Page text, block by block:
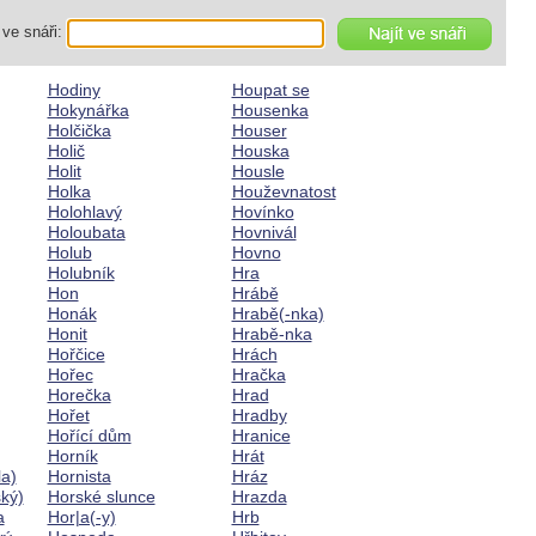
snáři:
Hodiny
Hokynářka
Holčička
Holič
Holit
Holka
Holohlavý
Holoubata
Holub
Holubník
Hon
Honák
Honit
Hořčice
Hořec
Horečka
Hořet
Hořící dům
Horník
Hornista
Horské slunce
Hor|a(-y)
Houpat se
Housenka
Houser
Houska
Housle
Houževnatost
Hovínko
Hovnivál
Hovno
Hra
Hrábě
Hrabě(-nka)
Hrabě-nka
Hrách
Hračka
Hrad
Hradby
Hranice
Hrát
Hráz
Hrazda
Hrb